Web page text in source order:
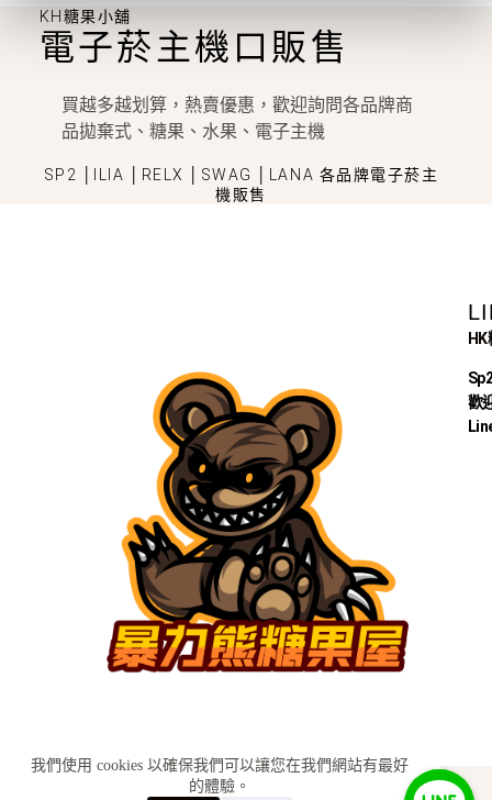
我們使用 cookies 以確保我們可以讓您在我們網站有最好
的體驗。
KH糖果小舖
電子菸主機口販售
買越多越划算，熱賣優惠，歡迎詢問各品牌商
品拋棄式、糖果、水果、電子主機
SP2 │ILIA │RELX │SWAG │LANA 各品牌電子菸主
機販售
HK
歡
KH糖果小舖│Sp2s思博瑞 ilia哩啞 relx悅刻 Sp2s糖果